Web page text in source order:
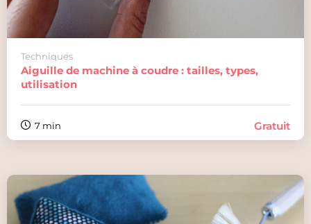
Techniques
Aiguille de machine à coudre : tailles, types,
utilisation
7 min Gratuit